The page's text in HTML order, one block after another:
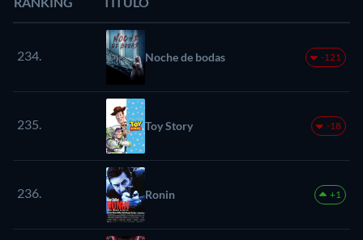
234. Noche de bodas -121
235. Toy Story -18
236. Ronin +1